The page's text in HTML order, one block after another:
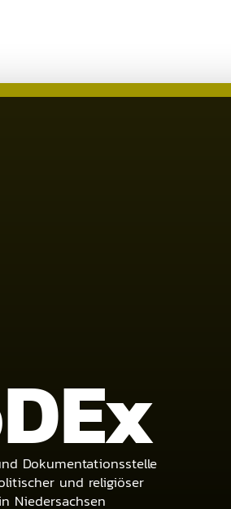
DEx
Dokumentationsstelle
und religiöser
Niedersachsen